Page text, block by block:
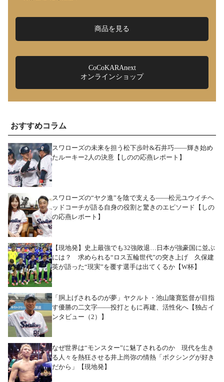
商品を見る
CoCoKARAnext
オンラインショップ
おすすめコラム
スワローズの未来を担う松下歩叶&石井巧――輝き始め
たルーキー2人の決意【しのの応燕レポート】
スワローズの“ヤク進”を陰で支える――松元ユウイチヘ
ッドコーチが語る自身の役割と驚きのエピソード【しの
の応燕レポート】
【現地発】史上最強でも32強敗退…日本が強豪国に並ぶ
には？ 求められる“ロス五輪世代”の突き上げ 久保建
英が語った“現実”を覆す選手は出てくるか【W杯】
「胴上げされるのが夢」ヤクルト・池山隆寛監督が目指
す優勝の二文字――投打ともに再建、活性化へ【独占イ
ンタビュー（2）】
なぜ世界は“モンスター”に魅了されるのか 現代を生き
る人々を熱狂させる井上尚弥の情熱「ボクシングが好き
だから」【現地発】